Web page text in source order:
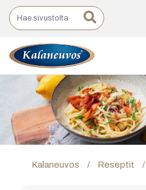
Kalaneuvos / Reseptit /